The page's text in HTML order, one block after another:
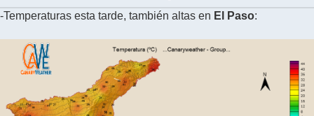
-Temperaturas esta tarde, también altas en El Paso: